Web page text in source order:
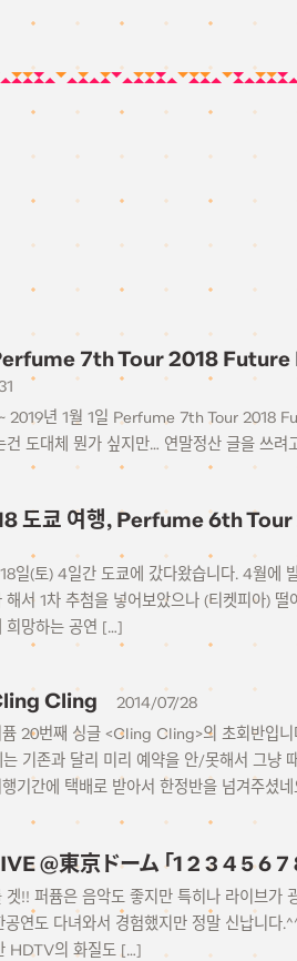
7th Tour 2018 Future
2019년 1월 1일 Perfume 7th Tour 2018
건 도대체 뭔가 싶지만… 연말정산 글을 쓰
도쿄 여행, Perfume 6th Tour
일(토) 4일간 도쿄에 갔다왔습니다. 4월
해서 1차 추첨을 넣어보았으나 (티켓피아)
희망하는 공연 […]
Cling
2014/07/28
20번째 싱글 <Cling Cling>의 초회반입니
는 기존과 달리 미리 예약을 안/못해서 그냥
기간에 택배로 받아서 한정반을 넘겨주셨
@東京ドーム 「1 2 3 4 5 6 7
겟!! 퍼퓸은 음악도 좋지만 특히나 라이브가
공연도 다녀와서 경험했지만 정말 신납니
HDTV의 화질도 […]